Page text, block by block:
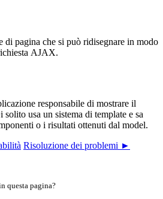
di pagina che si può ridisegnare in modo
AJAX.
responsabile di mostrare il
usa un sistema di template e sa
o i risultati ottenuti dal model.
Risoluzione dei problemi ►